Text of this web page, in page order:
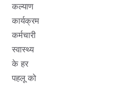
कल्याण
कार्यक्रम
कर्मचारी
स्वास्थ्य
के हर
पहलू को